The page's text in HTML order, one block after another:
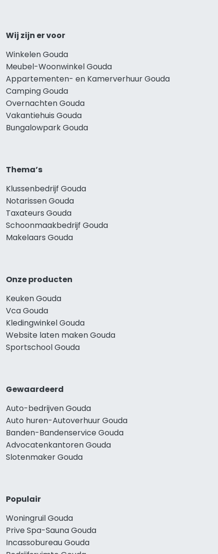
Wij zijn er voor
Winkelen Gouda
Meubel-Woonwinkel Gouda
Appartementen- en Kamerverhuur Gouda
Camping Gouda
Overnachten Gouda
Vakantiehuis Gouda
Bungalowpark Gouda
Thema’s
Klussenbedrijf Gouda
Notarissen Gouda
Taxateurs Gouda
Schoonmaakbedrijf Gouda
Makelaars Gouda
Onze producten
Keuken Gouda
Vca Gouda
Kledingwinkel Gouda
Website laten maken Gouda
Sportschool Gouda
Gewaardeerd
Auto-bedrijven Gouda
Auto huren-Autoverhuur Gouda
Banden-Bandenservice Gouda
Advocatenkantoren Gouda
Slotenmaker Gouda
Populair
Woningruil Gouda
Prive Spa-Sauna Gouda
Incassobureau Gouda